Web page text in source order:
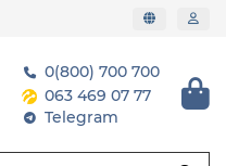
0(800) 700 700
063 469 07 77
Telegram